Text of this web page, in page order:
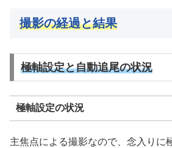
撮影の経過と結果
極軸設定と自動追尾の状況
極軸設定の状況
主焦点による撮影なので、念入りに